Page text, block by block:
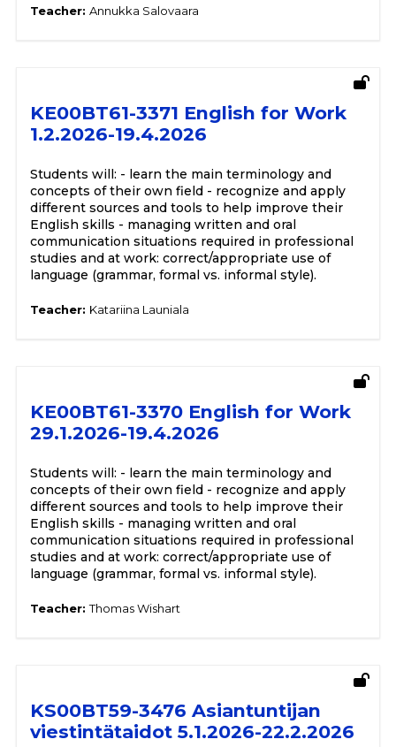
Teacher: Annukka Salovaara
KE00BT61-3371 English for Work
1.2.2026-19.4.2026
Students will: - learn the main terminology and
concepts of their own field - recognize and apply
different sources and tools to help improve their
English skills - managing written and oral
communication situations required in professional
studies and at work: correct/appropriate use of
language (grammar, formal vs. informal style).
Teacher: Katariina Launiala
KE00BT61-3370 English for Work
29.1.2026-19.4.2026
Students will: - learn the main terminology and
concepts of their own field - recognize and apply
different sources and tools to help improve their
English skills - managing written and oral
communication situations required in professional
studies and at work: correct/appropriate use of
language (grammar, formal vs. informal style).
Teacher:Thomas Wishart
KS00BT59-3476 Asiantuntijan
viestintätaidot 5.1.2026-22.2.2026